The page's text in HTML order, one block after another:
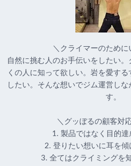
＼クライマーのために
自然に挑む人のお手伝いをしたい
くの人に知って欲しい。岩を愛す
したい。そんな想いでジム運営し
す。
＼グッぼるの顧客対
1. 製品ではなく目的達
2. 登りたい想いに耳を傾
3. 全てはクライミングを